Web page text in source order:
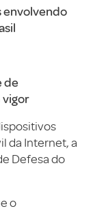
envolvendo
de
vigor
da Internet, a
Defesa do
o